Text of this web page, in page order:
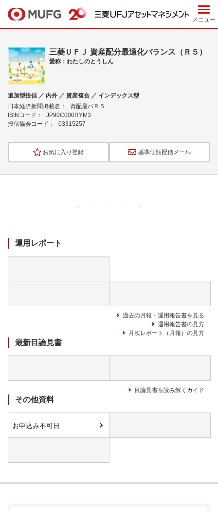
メニュー
三菱ＵＦＪ 資産配分最適化バランス（Ｒ５）
愛称：わたしのとうしん
追加型投信 ／ 内外 ／ 資産複合 ／ インデックス型
日本経済新聞掲載名：
資配最バＲ５
ISINコード：
JP90C000RYM3
投信協会コード：
03315257
お気に入り登録 基準価額配信メール
運用レポート
過去の月報・運用報告書を見る
運用報告書の見方
月次レポート（月報）の見方
最新目論見書
目論見書を読み解くガイド
その他資料
お申込み不可日